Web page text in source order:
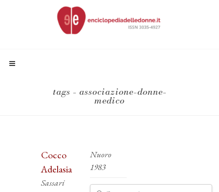
tags - associazione-donne-
medico
Cocco
Adelasia
Sassari
Nuoro
1983